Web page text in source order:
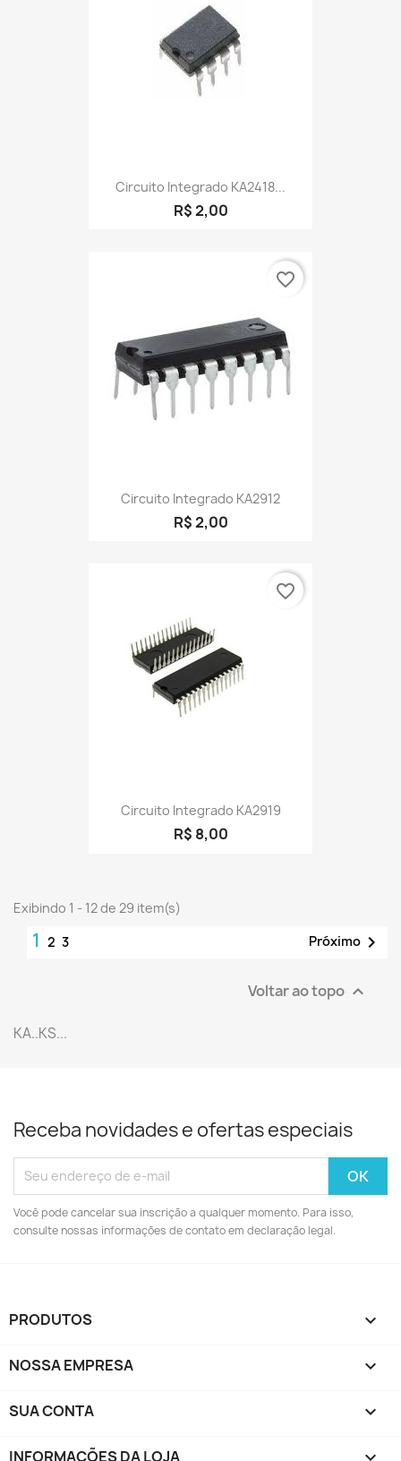
Circuito Integrado KA2418...
R$ 2,00
Circuito Integrado KA2912
R$ 2,00
favorite_border
Circuito Integrado KA2919
R$ 8,00
favorite_border
Exibindo 1 - 12 de 29 item(s)
1 2 3 Próximo 
Voltar ao topo 
KA..KS...
Receba novidades e ofertas especiais
Você pode cancelar sua inscrição a qualquer momento. Para isso,
consulte nossas informações de contato em declaração legal.
PRODUTOS 
NOSSA EMPRESA 
SUA CONTA 
INFORMAÇÕES DA LOJA